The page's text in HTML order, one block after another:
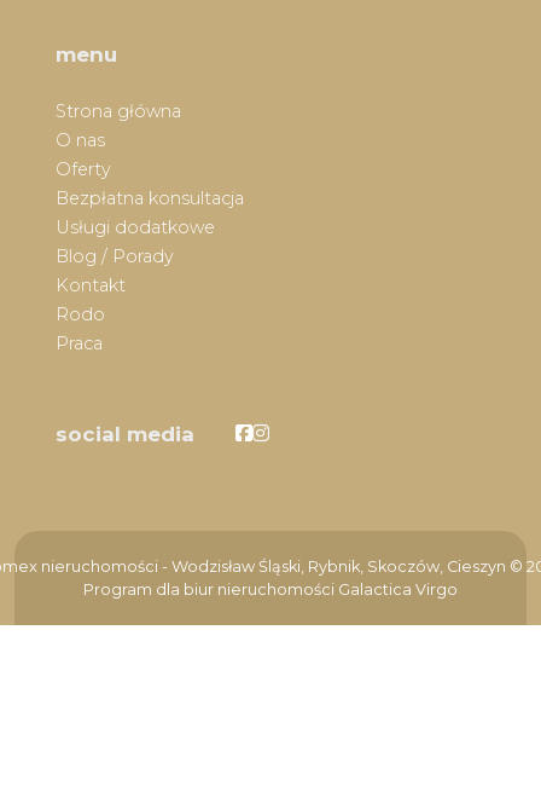
menu
Strona główna
O nas
Oferty
Bezpłatna konsultacja
Usługi dodatkowe
Blog / Porady
Kontakt
Rodo
Praca
social media Facebook
Facebook
nieruchomości - Wodzisław Śląski, Rybnik, Skoczów, Cieszyn ©
Program dla biur nieruchomości Galactica Virgo